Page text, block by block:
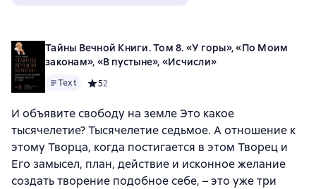
Тайны Вечной Книги. Том 8. «У горы», «По Моим
законам», «В пустыне», «Исчисли»
Text Средний рейтинг 5 на основе 2 оценок
52
И объявите свободу на земле Это какое
тысячелетие? Тысячелетие седьмое. А отношение к
этому Творца, когда постигается в этом Творец и
Его замысел, план, действие и исконное желание
создать творение подобное себе, – это уже три